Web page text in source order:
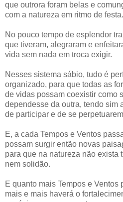
que outrora foram belas e
com a natureza em ritmo de festa.
No pouco tempo de esplendor
que tiveram, alegraram e
vida sem nada em troca exigir.
Nesses sistema sábio, tudo é
organizado, para que todas as
de vidas possam coexistir como
dependesse da outra, tendo sim
de participar e de se
E, a cada Tempos e Ventos
possam surgir então novas
para que na natureza não exista
nem solidão.
E quanto mais Tempos e Ventos
mais e mais haverá o